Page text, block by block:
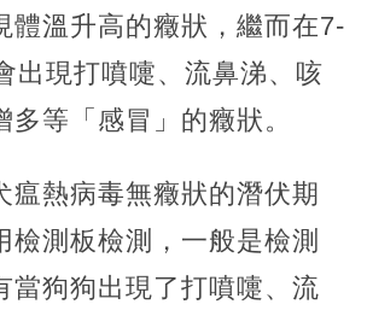
體溫升高的癥狀，繼而在7-
出現打噴嚏、流鼻涕、咳
等「感冒」的癥狀。
瘟熱病毒無癥狀的潛伏期
檢測板檢測，一般是檢測
當狗狗出現了打噴嚏、流